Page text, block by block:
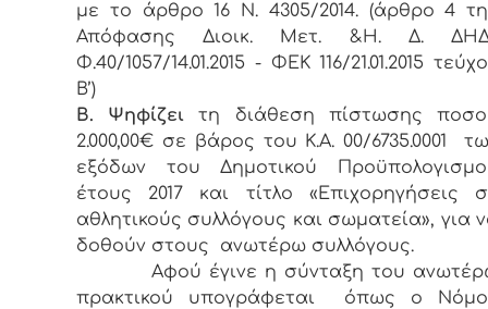
με το άρθρο 16 Ν. 4305/2014. (άρθρο 4
Απόφασης Διοικ. Μετ. &Η. Δ.
Φ.40/1057/14.01.2015 - ΦΕΚ 116/21.01.2015
Β’)
Β. Ψηφίζει τη διάθεση πίστωσης
2.000,00€ σε βάρος του Κ.Α. 00/6735.0001
εξόδων του Δημοτικού
έτους 2017 και τίτλο «Επιχορηγήσεις
αθλητικούς συλλόγους και σωματεία», για
δοθούν στους ανωτέρω συλλόγους.
Αφού έγινε η σύνταξη του
πρακτικού υπογράφεται όπως ο